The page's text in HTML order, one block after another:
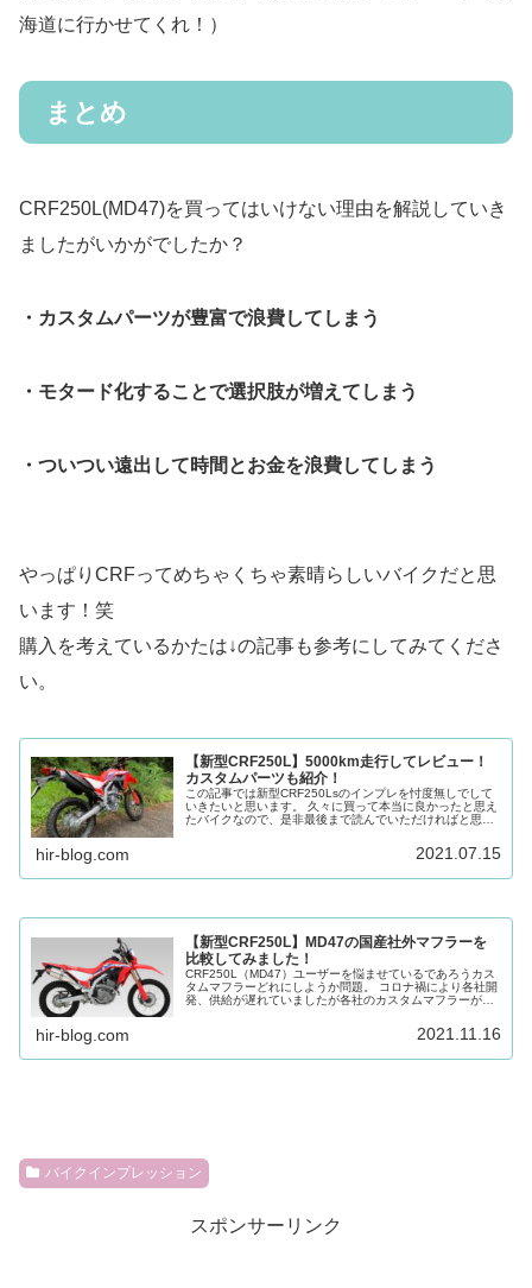
海道に行かせてくれ！）
まとめ
CRF250L(MD47)を買ってはいけない理由を解説していき
ましたがいかがでしたか？
・カスタムパーツが豊富で浪費してしまう
・モタード化することで選択肢が増えてしまう
・ついつい遠出して時間とお金を浪費してしまう
やっぱりCRFってめちゃくちゃ素晴らしいバイクだと思
います！笑
購入を考えているかたは↓の記事も参考にしてみてくださ
い。
【新型CRF250L】5000km走行してレビュー！
カスタムパーツも紹介！
この記事では新型CRF250Lsのインプレを忖度無しでして
いきたいと思います。 久々に買って本当に良かったと思え
たバイクなので、是非最後まで読んでいただければと思い
hir-blog.com 2021.07.15
【新型CRF250L】MD47の国産社外マフラーを
比較してみました！
CRF250L（MD47）ユーザーを悩ませているであろうカス
タムマフラーどれにしようか問題。 コロナ禍により各社開
発、供給が遅れていましたが各社のカスタムマフラーがぼ
hir-blog.com 2021.11.16
バイクインプレッション
スポンサーリンク